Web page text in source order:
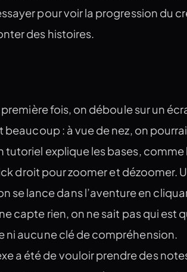
pour voir la progression du
des histoires.
fois, on déboule sur un
beaucoup : à vue de nez, on
tutoriel explique les bases, comme
droit pour zoomer et dézoomer.
se lance dans l’aventure en
capte rien, on ne sait pas qui est
ni aucune clé de compréhension.
a été de vouloir prendre des